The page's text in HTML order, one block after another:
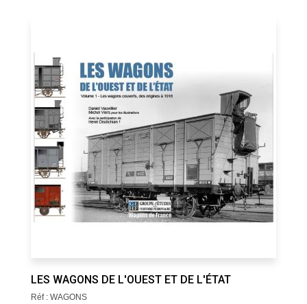
LES WAGONS DE L'OUEST ET DE L'ÉTAT
Réf : WAGONS